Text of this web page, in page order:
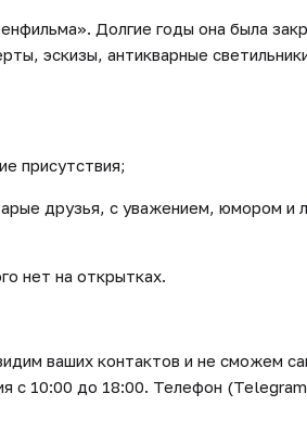
Долгие годы она была
эскизы, антикварные
присутствия;
друзья, с уважением, юмором и
нет на открытках.
ваших контактов и не сможем
с 10:00 до 18:00. Телефон